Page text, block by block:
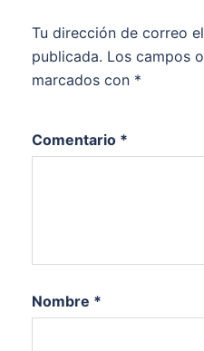
Tu dirección de correo
publicada. Los campos
marcados con *
Comentario *
Nombre *